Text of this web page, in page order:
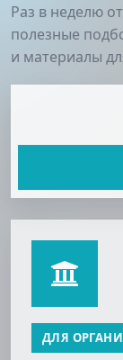
Раз в неделю
полезные
и материалы
ДЛЯ